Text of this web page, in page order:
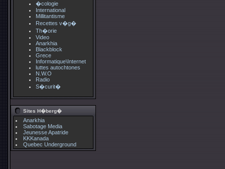
�cologie
International
Millitantisme
Recettes v�g�
Th�orie
Video
Anarkhia
Blackblock
Grece
Informatique\Internet
luttes autochtones
N.W.O
Radio
S�curit�
Sites H�berg�
Anarkhia
Sabotage Media
Jeunesse Apatride
KKKanada
Quebec Underground